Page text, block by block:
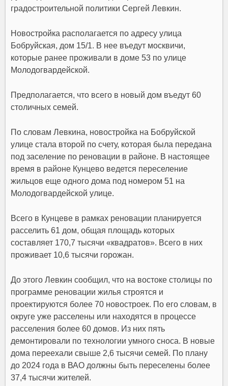
градостроительной политики Сергей Левкин.
Новостройка располагается по адресу улица
Бобруйская, дом 15/1. В нее въедут москвичи,
которые ранее проживали в доме 53 по улице
Молодогвардейской.
Предполагается, что всего в новый дом въедут 60
столичных семей.
По словам Левкина, новостройка на Бобруйской
улице стала второй по счету, которая была передана
под заселение по реновации в районе. В настоящее
время в районе Кунцево ведется переселение
жильцов еще одного дома под номером 51 на
Молодогвардейской улице.
Всего в Кунцеве в рамках реновации планируется
расселить 61 дом, общая площадь которых
составляет 170,7 тысячи «квадратов». Всего в них
проживает 10,6 тысячи горожан.
До этого Левкин сообщил, что на востоке столицы по
программе реновации жилья строятся и
проектируются более 70 новостроек. По его словам, в
округе уже расселены или находятся в процессе
расселения более 60 домов. Из них пять
демонтировали по технологии умного сноса. В новые
дома переехали свыше 2,6 тысячи семей. По плану
до 2024 года в ВАО должны быть переселены более
37,4 тысячи жителей.